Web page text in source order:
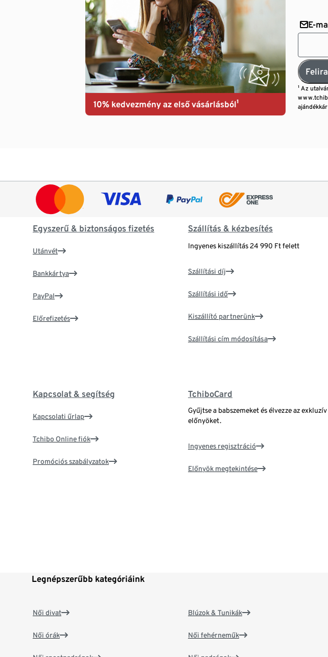
10% kedvezmény az első vásárlásból¹
E-
¹ Az
Egyszerű & biztonságos fizetés
Utánvét
Bankkártya
PayPal
Előrefizetés
Szállítás & kézbesítés
Ingyenes kiszállítás 24 990 Ft felett
Szállítási díj
Szállítási idő
Kiszállító partnerünk
Szállítási cím módosítása
Kapcsolat & segítség
Kapcsolati űrlap
Tchibo Online fiók
Promóciós szabályzatok
TchiboCard
Gyűjtse a babszemeket és élvezze az exkluzív
előnyöket.
Ingyenes regisztráció
Előnyök megtekintése
Legnépszerűbb kategóriáink
Női divat
Női órák
Blúzok & Tunikák
Női fehérneműk